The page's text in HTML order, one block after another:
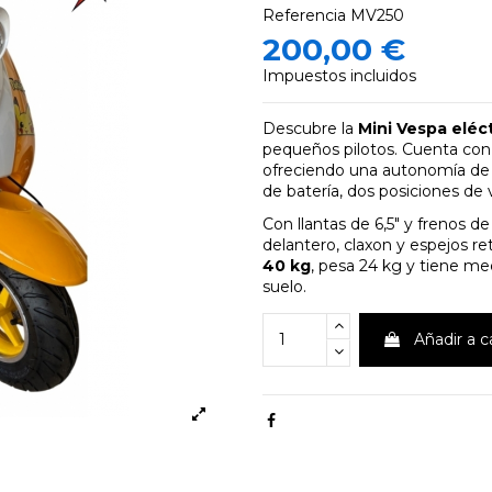
Referencia MV250
200,00 €
Impuestos incluidos
Descubre la Mini Vespa
pequeños pilotos. Cuenta
ofreciendo una autonomía
de batería, dos posiciones
Con llantas de 6,5" y frenos
delantero, claxon y espejos
40 kg, pesa 24 kg y tiene
suelo.
Añadir a